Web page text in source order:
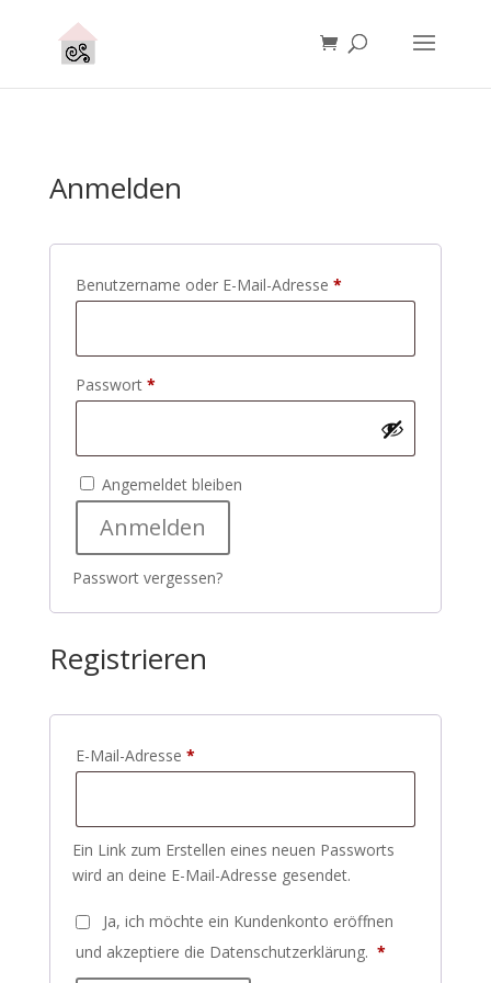
Anmelden
Benutzername oder E-Mail-Adresse *Erforderlich
Passwort *Erforderlich
Angemeldet bleiben
Anmelden
Passwort vergessen?
Registrieren
E-Mail-Adresse *Erforderlich
Ein Link zum Erstellen eines neuen Passworts
wird an deine E-Mail-Adresse gesendet.
Ja, ich möchte ein Kundenkonto eröffnen
und akzeptiere die Datenschutzerklärung. *Erforderlich